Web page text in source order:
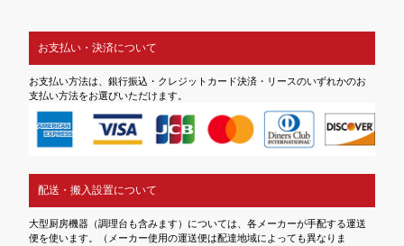
お支払い・決済について
お支払い方法は、銀行振込・クレジットカード決済・リースのいずれかのお
支払い方法をお選びいただけます。
配送・搬入設置について
大型厨房機器（調理台も含みます）については、各メーカーが手配する運送
便を使います。（メーカー使用の運送便は配達地域によっても異なりま